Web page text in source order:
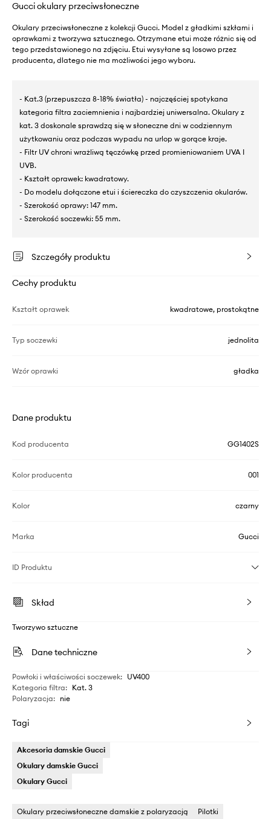
Gucci okulary przeciwsłoneczne
Okulary przeciwsłoneczne z kolekcji Gucci. Model z gładkimi szkłami i
oprawkami z tworzywa sztucznego. Otrzymane etui może różnic się od
tego przedstawionego na zdjęciu. Etui wysyłane są losowo przez
producenta, dlatego nie ma możliwości jego wyboru.
- Kat.3 (przepuszcza 8-18% światła) - najczęściej spotykana
kategoria filtra zaciemnienia i najbardziej uniwersalna. Okulary z
kat. 3 doskonale sprawdzą się w słoneczne dni w codziennym
użytkowaniu oraz podczas wypadu na urlop w gorące kraje.
- Filtr UV chroni wrażliwą tęczówkę przed promieniowaniem UVA I
UVB.
- Kształt oprawek: kwadratowy.
- Do modelu dołączone etui i ściereczka do czyszczenia okularów.
- Szerokość oprawy: 147 mm.
- Szerokość soczewki: 55 mm.
Szczegóły produktu
Cechy produktu
Kształt oprawek kwadratowe, prostokątne
Typ soczewki jednolita
Wzór oprawki gładka
Dane produktu
Kod producenta GG1402S
Kolor producenta 001
Kolor czarny
Marka Gucci
ID Produktu
Skład
Tworzywo sztuczne
Dane techniczne
Powłoki i właściwości soczewek: UV400
Kategoria filtra: Kat. 3
Polaryzacja: nie
Tagi
Akcesoria damskie Gucci
Okulary damskie Gucci
Okulary Gucci
Okulary przeciwsłoneczne damskie z polaryzacją Pilotki